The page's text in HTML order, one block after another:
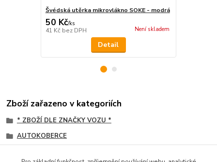
Švédská utěrka mikrovlákno SOKE - modrá
50 Kč/ks
41 Kč bez DPH Není skladem
Detail
Zboží zařazeno v kategoriích
* ZBOŽÍ DLE ZNAČKY VOZU *
AUTOKOBERCE